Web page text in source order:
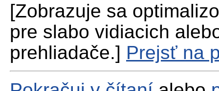
[Zobrazuje sa
pre slabo vidiacich
prehliadače.] Prejsť na